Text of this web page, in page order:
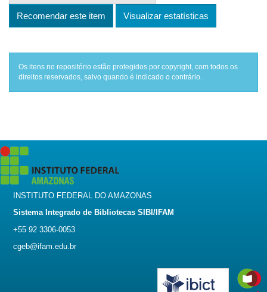
Recomendar este item Visualizar estatísticas
Os itens no repositório estão protegidos por copyright, com todos os
direitos reservados, salvo quando é indicado o contrário.
INSTITUTO FEDERAL DO AMAZONAS
Sistema Integrado de Bibliotecas SIBI/IFAM
+55 92 3306-0053
cgeb@ifam.edu.br